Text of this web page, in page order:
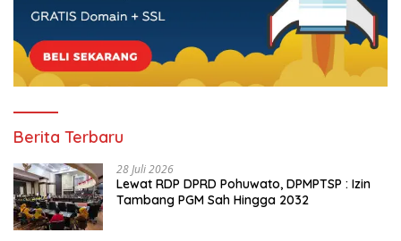
Berita Terbaru
28 Juli 2026
Lewat RDP DPRD Pohuwato, DPMPTSP : Izin
Tambang PGM Sah Hingga 2032